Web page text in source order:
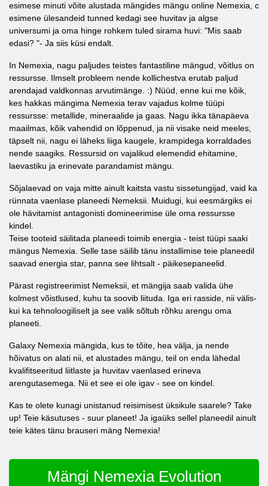
esimese minuti võite alustada mängides mängu online Nemexia, c
esimene ülesandeid tunned kedagi see huvitav ja algse
universumi ja oma hinge rohkem tuled sirama huvi: "Mis saab
edasi? "- Ja siis küsi endalt.
In Nemexia, nagu paljudes teistes fantastiline mängud, võitlus on
ressursse. Ilmselt probleem nende kollichestva erutab paljud
arendajad valdkonnas arvutimänge. :) Nüüd, enne kui me kõik,
kes hakkas mängima Nemexia terav vajadus kolme tüüpi
ressursse: metallide, mineraalide ja gaas. Nagu ikka tänapäeva
maailmas, kõik vahendid on lõppenud, ja nii visake neid meeles,
täpselt nii, nagu ei läheks liiga kaugele, krampidega korraldades
nende saagiks. Ressursid on vajalikud elemendid ehitamine,
laevastiku ja erinevate parandamist mängu.
Sõjalaevad on vaja mitte ainult kaitsta vastu sissetungijad, vaid ka
rünnata vaenlase planeedi Nemeksii. Muidugi, kui eesmärgiks ei
ole hävitamist antagonisti domineerimise üle oma ressursse
kindel.
Teise tooteid säilitada planeedi toimib energia - teist tüüpi saaki
mängus Nemexia. Selle tase säilib tänu installimise teie planeedil
saavad energia star, panna see lihtsalt - päikesepaneelid.
Pärast registreerimist Nemeksii, et mängija saab valida ühe
kolmest võistlused, kuhu ta soovib liituda. Iga eri rasside, nii välis-
kui ka tehnoloogiliselt ja see valik sõltub rõhku arengu oma
planeeti.
Galaxy Nemexia mängida, kus te tõite, hea välja, ja nende
hõivatus on alati nii, et alustades mängu, teil on enda lähedal
kvalifitseeritud liitlaste ja huvitav vaenlased erineva
arengutasemega. Nii et see ei ole igav - see on kindel.
Kas te olete kunagi unistanud reisimisest üksikule saarele? Take
up! Teie käsutuses - suur planeet! Ja igaüks sellel planeedil ainult
teie kätes tänu brauseri mäng Nemexia!
Mängi Nemexia Evolution